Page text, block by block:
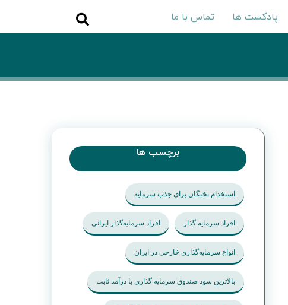
پادکست ها تماس با ما
برچسب ها
استخدام نخبگان برای جذب سرمایه
افراد سرمایه گذار افراد سرمایه‌گذار ایرانی
انواع سرمایه‌گذاری خارجی در ایران
بالاترین سود صندوق سرمایه گذاری با درآمد ثابت